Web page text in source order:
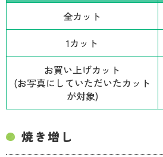
全カット
1カット
お買い上げカット
(お写真にしていただいたカット
が対象)
焼き増し